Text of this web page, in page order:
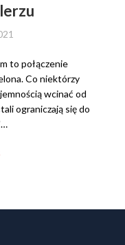
to połączenie
Co niektórzy
wcinać od
ograniczają się do